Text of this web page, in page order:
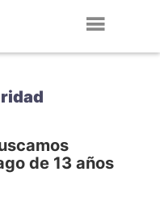
de 13 años